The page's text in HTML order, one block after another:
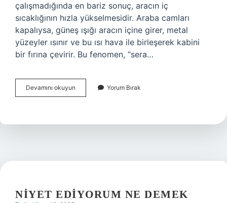
çalışmadığında en bariz sonuç, aracın iç
sıcaklığının hızla yükselmesidir. Araba camları
kapalıysa, güneş ışığı aracın içine girer, metal
yüzeyler ısınır ve bu ısı hava ile birleşerek kabini
bir fırına çevirir. Bu fenomen, “sera…
Devamını okuyun
kalırsak
?
Yorum Bırak
NIYET EDIYORUM NE DEMEK